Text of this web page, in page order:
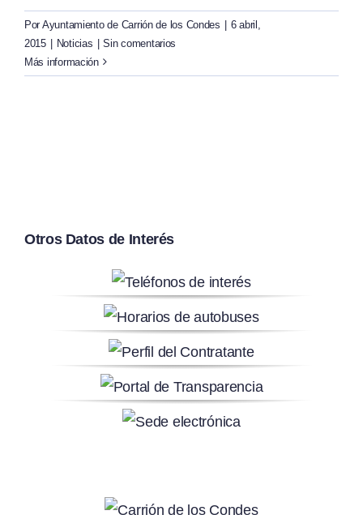
Por Ayuntamiento de Carrión de los Condes
6 abril,
2015
Noticias
Sin comentarios
Más información
Otros Datos de Interés